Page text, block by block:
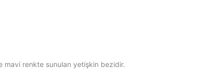
mavi renkte sunulan yetişkin bezidir.